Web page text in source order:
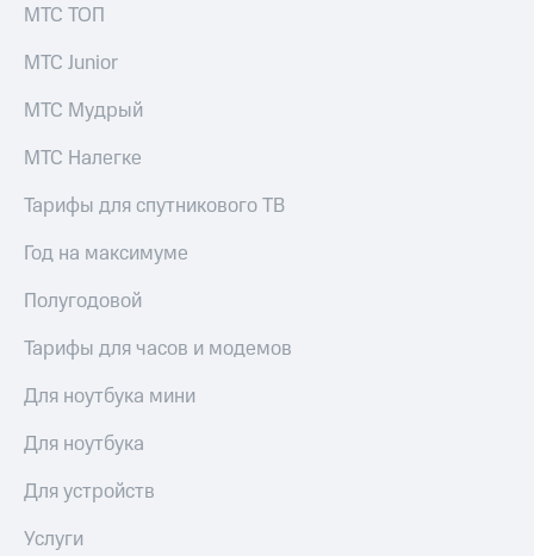
МТС ТОП
МТС Junior
МТС Мудрый
МТС Налегке
Тарифы для спутникового ТВ
Год на максимуме
Полугодовой
Тарифы для часов и модемов
Для ноутбука мини
Для ноутбука
Для устройств
Услуги